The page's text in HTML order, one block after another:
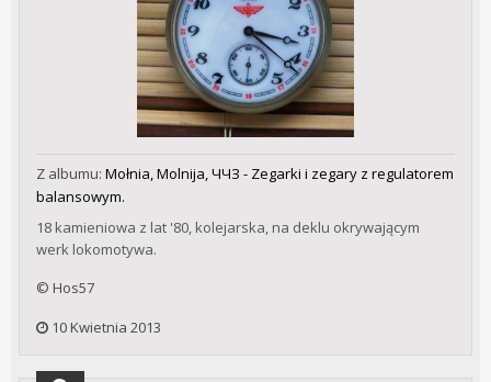
Z albumu: Mołnia, Molnija, ЧЧЗ - Zegarki i zegary z regulatorem
balansowym.
18 kamieniowa z lat '80, kolejarska, na deklu okrywającym
werk lokomotywa.
© Hos57
10 Kwietnia 2013